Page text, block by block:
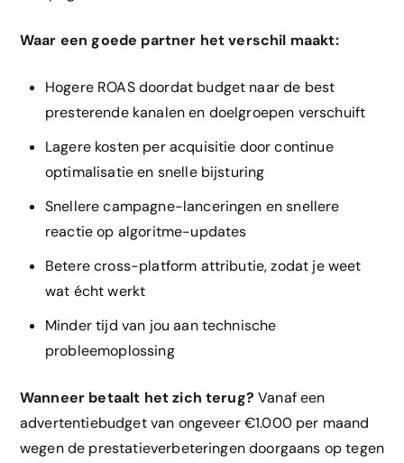
Waar een goede partner het verschil maakt:
Hogere ROAS doordat budget naar de best
presterende kanalen en doelgroepen verschuift
Lagere kosten per acquisitie door continue
optimalisatie en snelle bijsturing
Snellere campagne-lanceringen en snellere
reactie op algoritme-updates
Betere cross-platform attributie, zodat je weet
wat écht werkt
Minder tijd van jou aan technische
probleemoplossing
Wanneer betaalt het zich terug? Vanaf een
advertentiebudget van ongeveer €1.000 per maand
wegen de prestatieverbeteringen doorgaans op tegen